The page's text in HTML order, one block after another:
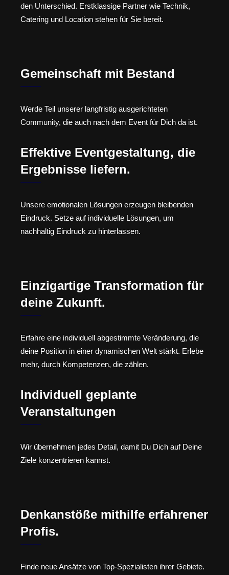
den Unterschied. Erstklassige Partner wie Technik,
Catering und Location stehen für Sie bereit.
Gemeinschaft mit Bestand
Werde Teil unserer langfristig ausgerichteten
Community, die auch nach dem Event für Dich da ist.
Effektive Eventgestaltung, die
Ergebnisse liefern.
Unsere emotionalen Lösungen erzeugen bleibenden
Eindruck. Setze auf individuelle Lösungen, um
nachhaltig Eindruck zu hinterlassen.
Einzigartige Transformation für
deine Zukunft.
Erfahre eine individuell abgestimmte Veränderung, die
deine Position in einer dynamischen Welt stärkt. Erlebe
mehr, durch Kompetenzen, die zählen.
Individuell geplante
Veranstaltungen
Wir übernehmen jedes Detail, damit Du Dich auf Deine
Ziele konzentrieren kannst.
Denkanstöße mithilfe erfahrener
Profis.
Finde neue Ansätze von Top-Spezialisten ihrer Gebiete.